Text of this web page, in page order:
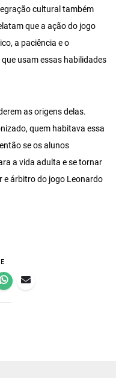
cultural também
que a ação do jogo
a paciência e o
usam essas habilidades
as origens delas.
quem habitava essa
se os alunos
a vida adulta e se tornar
e árbitro do jogo Leonardo